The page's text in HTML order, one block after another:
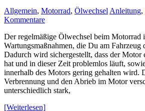
Allgemein, Motorrad, Ölwechsel Anleitung,
Kommentare
Der regelmäßige Ölwechsel beim Motorrad
Wartungsmaßnahmen, die Du am Fahrzeug
Dadurch wird sichergestellt, dass der Motor
hat und in dieser Zeit problemlos läuft,
innerhalb des Motors gering gehalten wird.
Verbrennung und den Abrieb im Motor
unterschiedlich stark,
[Weiterlesen]